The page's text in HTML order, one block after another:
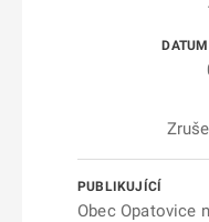
Obec Opatovice